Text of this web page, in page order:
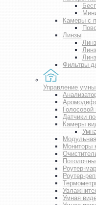
Камеры с
Линзы
Фильтры
Управление
Датчики
Камеры
Мониторы
Роутер-
Роутер-
Умная